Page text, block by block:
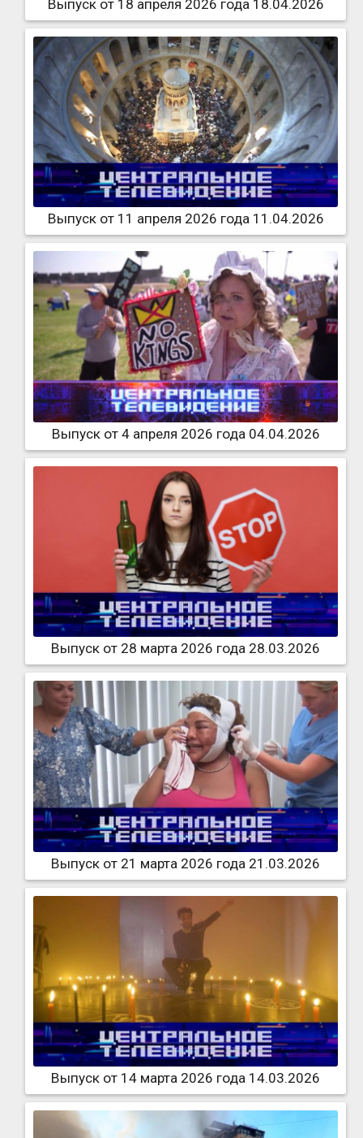
Выпуск от 18 апреля 2026 года 18.04.2026
Выпуск от 11 апреля 2026 года 11.04.2026
Выпуск от 4 апреля 2026 года 04.04.2026
Выпуск от 28 марта 2026 года 28.03.2026
Выпуск от 21 марта 2026 года 21.03.2026
Выпуск от 14 марта 2026 года 14.03.2026